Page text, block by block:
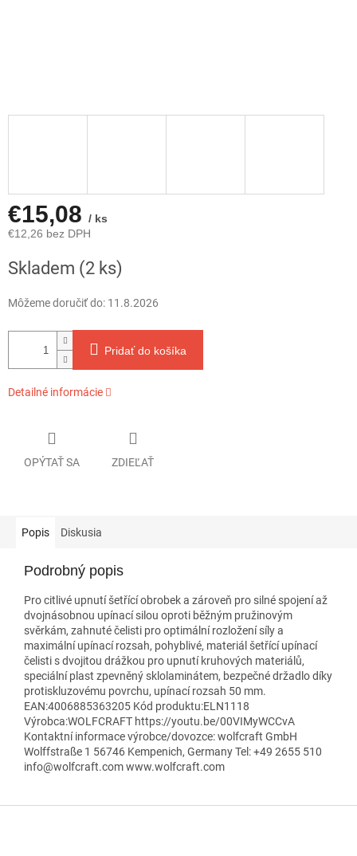
€15,08 / ks
€12,26 bez DPH
cena:
Skladem (2 ks)
Môžeme doručiť do: 11.8.2026
Pridať do košíka
Detailné informácie
OPÝTAŤ SA ZDIEĽAŤ
Popis Diskusia
Podrobný popis
Pro citlivé upnutí šetřící obrobek a zároveň pro silné spojení až
dvojnásobnou upínací silou oproti běžným pružinovým
svěrkám, zahnuté čelisti pro optimální rozložení síly a
maximální upínací rozsah, pohyblivé, materiál šetřící upínací
čelisti s dvojitou drážkou pro upnutí kruhových materiálů,
speciální plast zpevněný sklolaminátem, bezpečné držadlo díky
protiskluzovému povrchu, upínací rozsah 50 mm.
EAN:4006885363205 Kód produktu:ELN1118
Výrobca:WOLFCRAFT https://youtu.be/00VIMyWCCvA
Kontaktní informace výrobce/dovozce: wolfcraft GmbH
Wolffstraße 1 56746 Kempenich, Germany Tel: +49 2655 510
info@wolfcraft.com www.wolfcraft.com